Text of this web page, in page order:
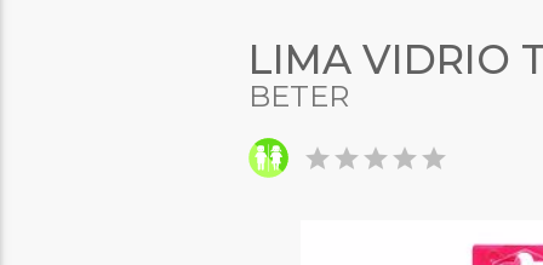
LIMA VIDRIO
BETER
starstarstarstarstar